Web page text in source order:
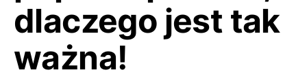
dlaczego jest tak
ważna!